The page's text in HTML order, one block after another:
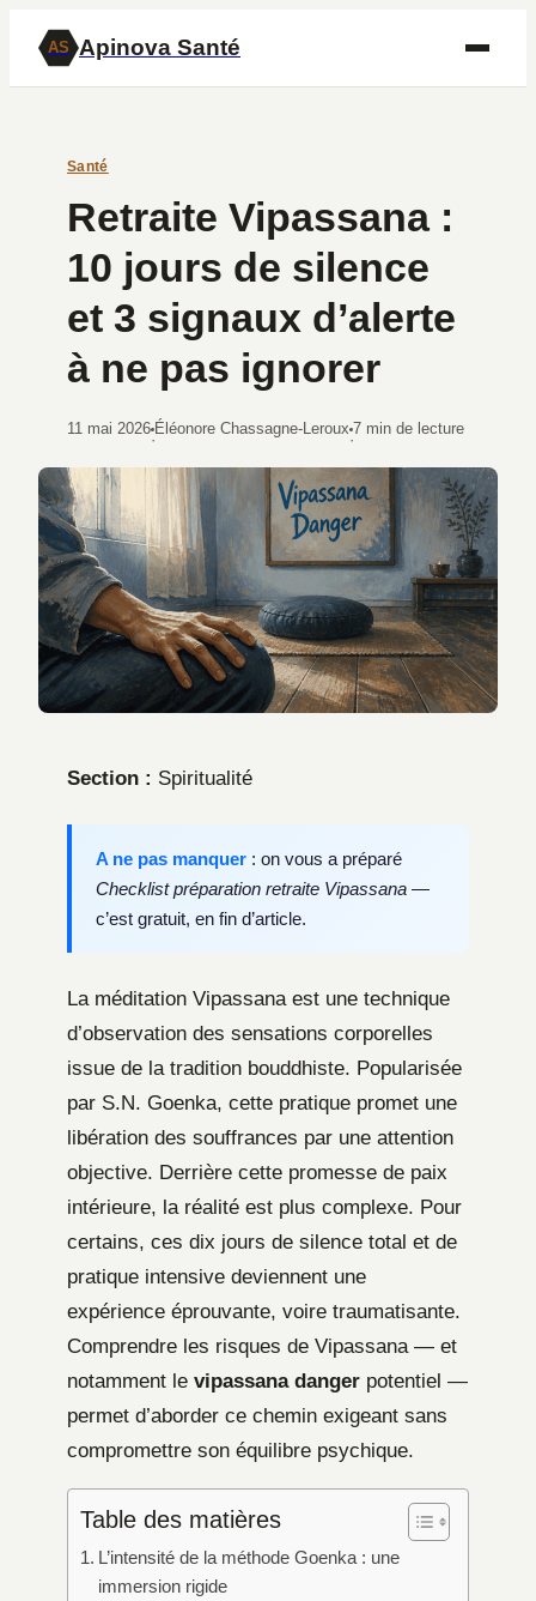
AS Apinova Santé
Santé
Retraite Vipassana :
10 jours de silence
et 3 signaux d’alerte
à ne pas ignorer
11 mai 2026
·
Éléonore Chassagne-Leroux
·
7 min de lecture
Section : Spiritualité
A ne pas manquer : on vous a préparé
Checklist préparation retraite Vipassana —
c’est gratuit, en fin d’article.
La méditation Vipassana est une technique
d’observation des sensations corporelles
issue de la tradition bouddhiste. Popularisée
par S.N. Goenka, cette pratique promet une
libération des souffrances par une attention
objective. Derrière cette promesse de paix
intérieure, la réalité est plus complexe. Pour
certains, ces dix jours de silence total et de
pratique intensive deviennent une
expérience éprouvante, voire traumatisante.
Comprendre les risques de Vipassana — et
notamment le vipassana danger potentiel —
permet d’aborder ce chemin exigeant sans
compromettre son équilibre psychique.
Table des matières
L’intensité de la méthode Goenka : une
immersion rigide